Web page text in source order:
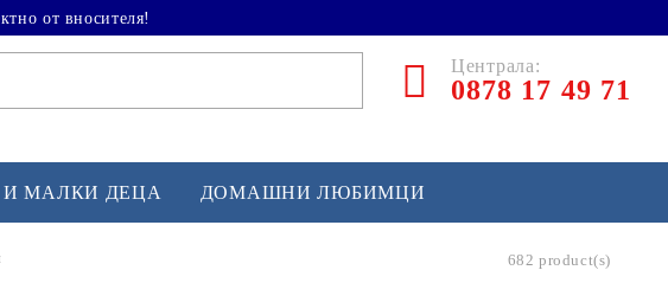
от вносителя!
Централа:
0878 17 49 71
И МАЛКИ ДЕЦА ДОМАШНИ ЛЮБИМЦИ
682 product(s)